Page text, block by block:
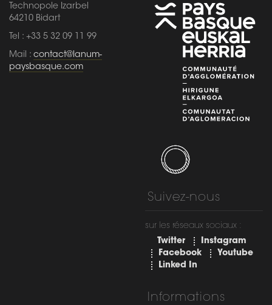
Technopole Izarbel
64210 Bidart
Tel : +33 5 32 09 11 99
Mail : contact@lanum-
paysbasque.com
Suivez-nous
sur les réseaux sociaux :
Twitter
Instagram
Facebook
Youtube
Linked In
Informations